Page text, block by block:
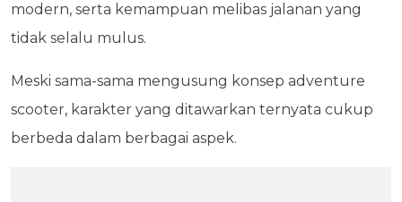
modern, serta kemampuan melibas jalanan yang
tidak selalu mulus.
Meski sama-sama mengusung konsep adventure
scooter, karakter yang ditawarkan ternyata cukup
berbeda dalam berbagai aspek.